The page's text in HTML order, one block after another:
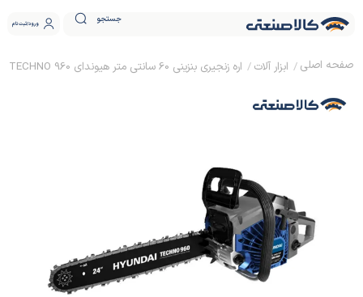
جستجو ورود ثبت نام
ابزار آلات اره زنجیری بنزینی 60 سانتی متر هیوندای TECHNO 960